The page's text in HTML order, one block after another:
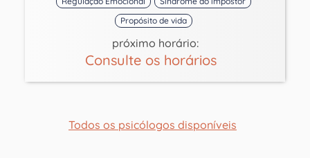
Propósito de vida
próximo horário:
Consulte os horários
Todos os psicólogos disponíveis